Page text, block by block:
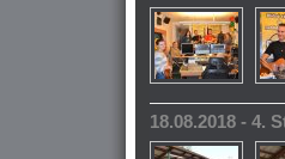
18.08.2018 - 4.